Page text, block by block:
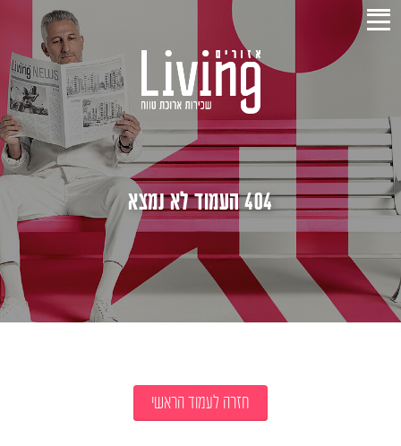
404 העמוד לא נמצא
חזרה לעמוד הראשי